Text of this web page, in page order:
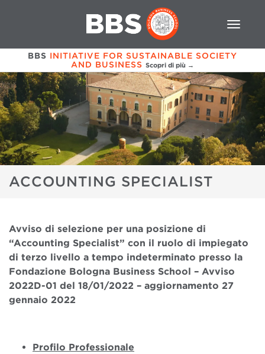
BBS INITIATIVE FOR SUSTAINABLE SOCIETY
AND BUSINESS Scopri di più →
ACCOUNTING SPECIALIST
Avviso di selezione per una posizione di
“Accounting Specialist” con il ruolo di impiegato
di terzo livello a tempo indeterminato presso la
Fondazione Bologna Business School – Avviso
2022D-01 del 18/01/2022 – aggiornamento 27
gennaio 2022
Profilo Professionale